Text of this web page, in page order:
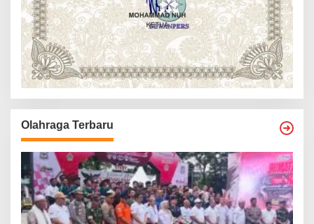
Olahraga Terbaru